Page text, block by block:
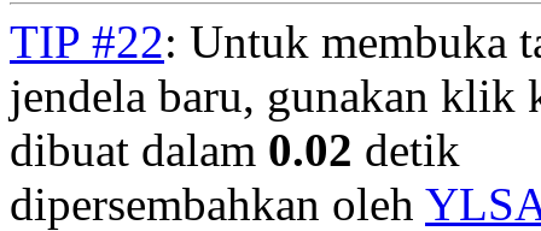
TIP #22: Untuk membuka
jendela baru, gunakan klik
dibuat dalam 0.02 detik
dipersembahkan oleh